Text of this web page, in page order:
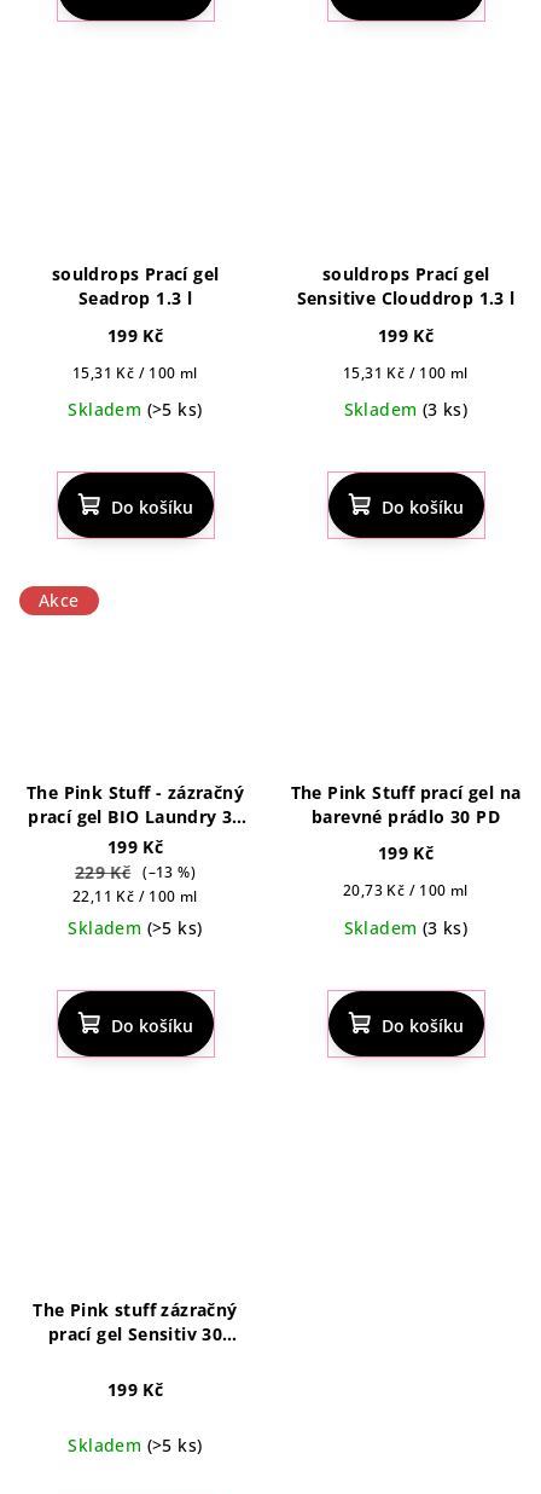
4,8
souldrops Prací gel
Seadrop 1.3 l
199 Kč
Měrná
15,31 Kč / 100 ml
Skladem (>5 ks)
Do košíku
souldrops Prací gel
Sensitive Clouddrop 1.3 l
199 Kč
Měrná
15,31 Kč / 100 ml
Skladem (3 ks)
Do košíku
Akce
The Pink Stuff - zázračný
prací gel BIO Laundry 30
dávek
199 Kč
229 Kč (–13 %)
Měrná
cena:
22,11 Kč / 100 ml
Skladem (>5 ks)
hodnocení
produktu
je
4,6
Do košíku
The Pink Stuff prací gel na
barevné prádlo 30 PD
199 Kč
Měrná
20,73 Kč / 100 ml
Skladem (3 ks)
hodnocení
produktu
je
4,4
Do košíku
The Pink stuff zázračný
prací gel Sensitiv 30
199 Kč
Skladem (>5 ks)